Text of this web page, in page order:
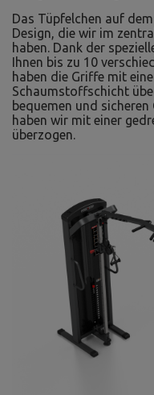
Das Tüpfelchen auf
Design, die wir im
haben. Dank der
Ihnen bis zu 10
haben die Griffe mit
Schaumstoffschicht
bequemen und
haben wir mit einer
überzogen.